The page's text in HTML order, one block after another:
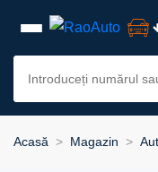
Acasă Magazin